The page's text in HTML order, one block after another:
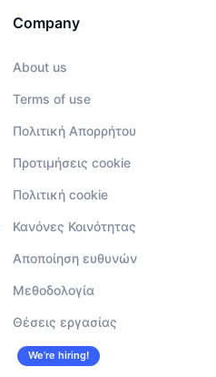
Company
About us
Terms of use
Πολιτική Απορρήτου
Προτιμήσεις cookie
Πολιτική cookie
Κανόνες Κοινότητας
Αποποίηση ευθυνών
Μεθοδολογία
Θέσεις εργασίας
We’re hiring!